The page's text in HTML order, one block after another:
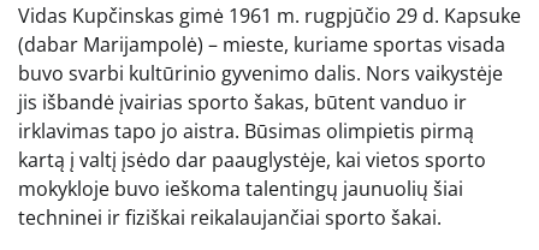
Vidas Kupčinskas gimė 1961 m. rugpjūčio 29 d. Kapsuke
(dabar Marijampolė) – mieste, kuriame sportas visada
buvo svarbi kultūrinio gyvenimo dalis. Nors vaikystėje
jis išbandė įvairias sporto šakas, būtent vanduo ir
irklavimas tapo jo aistra. Būsimas olimpietis pirmą
kartą į valtį įsėdo dar paauglystėje, kai vietos sporto
mokykloje buvo ieškoma talentingų jaunuolių šiai
techninei ir fiziškai reikalaujančiai sporto šakai.